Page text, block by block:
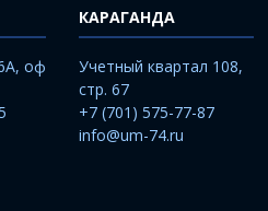
оф
КАРАГАНДА
Учетный квартал 108,
стр. 67
+7 (701) 575-77-87
info@um-74.ru